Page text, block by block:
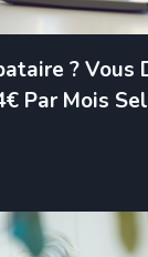
? Vous
Par Mois